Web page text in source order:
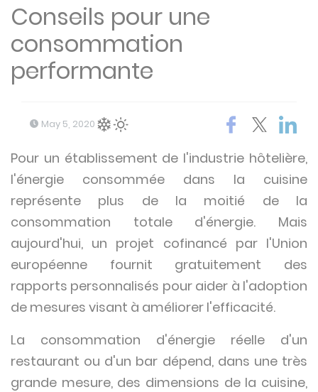
Conseils pour une
consommation
performante
May 5, 2020
Pour un établissement de l'industrie hôtelière,
l'énergie consommée dans la cuisine
représente plus de la moitié de la
consommation totale d'énergie. Mais
aujourd'hui, un projet cofinancé par l'Union
européenne fournit gratuitement des
rapports personnalisés pour aider à l'adoption
de mesures visant à améliorer l'efficacité.
La consommation d'énergie réelle d'un
restaurant ou d'un bar dépend, dans une très
grande mesure, des dimensions de la cuisine,